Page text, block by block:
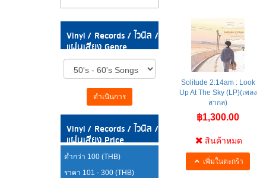
Vinyl / Records / ไวนิล /
แผ่นเสียง Genre
ดำเนินการ
Vinyl / Records / ไวนิล /
แผ่นเสียง Price
ต่ำกว่า 100 (THB)
ราคา 101 - 300 (THB)
Solitude 2:14am : Look
Up At The Sky (LP)(เพลง
สากล)
฿1,300.00
สินค้าหมด
เพิ่มในตะกร้า